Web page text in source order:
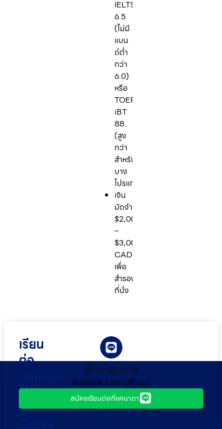
IELTS
6.5
(ไม่มี
แบน
ด์ต่ำ
กว่า
6.0)
หรือ
TOEFL
iBT
88
(สูง
กว่า
สำหรับ
บาง
โปรแกรม)
เงิน
มัดจำ:
$2,000
–
$3,000
CAD
เพื่อ
สำรอง
ที่นั่ง
เรียน
ต่อ
ไว้ใจ
IS
Guide
@is-guide
IS Guide Line Official
สมัครเรียนต่อที่แคนาดา